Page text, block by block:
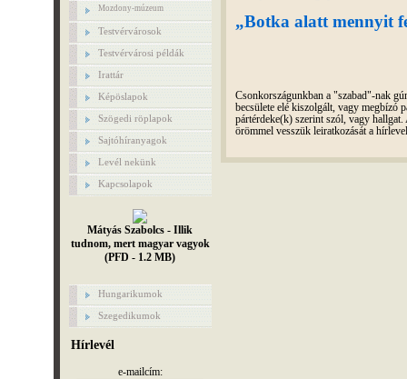
Mozdony-múzeum
Testvérvárosok
Testvérvárosi példák
Irattár
Képöslapok
Szögedi röplapok
Sajtóhíranyagok
Levél nekünk
Kapcsolapok
Mátyás Szabolcs - Illik
tudnom, mert magyar vagyok
(PFD - 1.2 MB)
Hungarikumok
Szegedikumok
Hírlevél
e-mailcím:
„Botka alatt mennyit
Csonkországunkban a "szabad"-nak
becsülete elé kiszolgált, vagy megbízó
pártérdeke(k) szerint szól, vagy
örömmel vesszük leiratkozását a